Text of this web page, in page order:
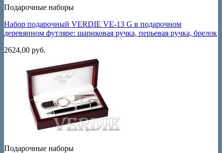
Подарочные наборы
Набор подарочный VERDIE VE-13 G в подарочном
деревянном футляре: шариковая ручка, перьевая ручка, брелок
2624,00 руб.
Подарочные наборы